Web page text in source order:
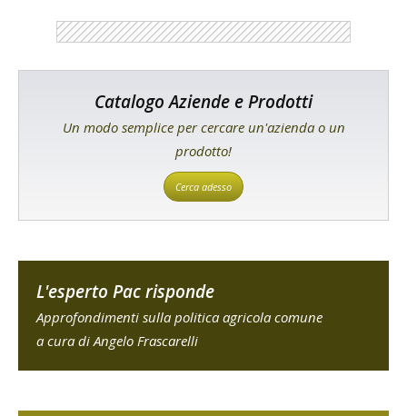
Catalogo Aziende e Prodotti
Un modo semplice per cercare un'azienda o un
prodotto!
Cerca adesso
L'esperto Pac risponde
Approfondimenti sulla politica agricola comune
a cura di Angelo Frascarelli